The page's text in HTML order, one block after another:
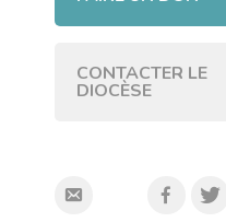
CONTACTER LE
DIOCÈSE